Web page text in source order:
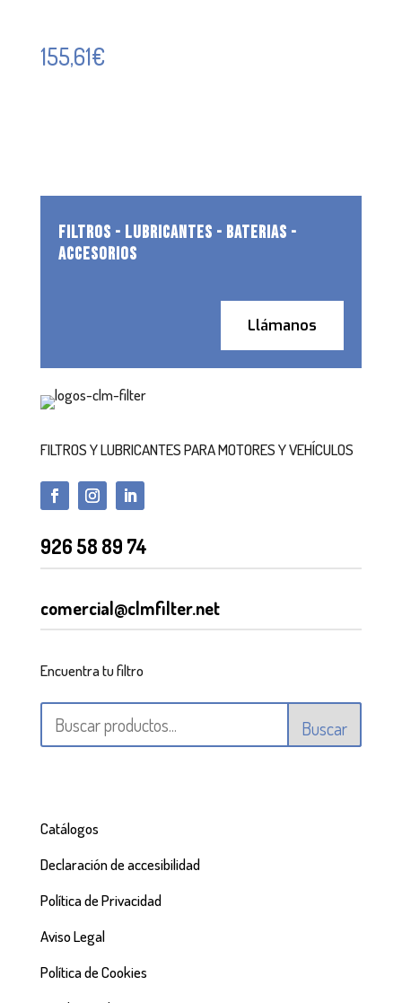
155,61€
FILTROS - LUBRICANTES - BATERIAS -
ACCESORIOS
Llámanos
FILTROS Y LUBRICANTES PARA MOTORES Y VEHÍCULOS
926 58 89 74
comercial@clmfilter.net
Encuentra tu filtro
Buscar
Catálogos
Declaración de accesibilidad
Política de Privacidad
Aviso Legal
Política de Cookies